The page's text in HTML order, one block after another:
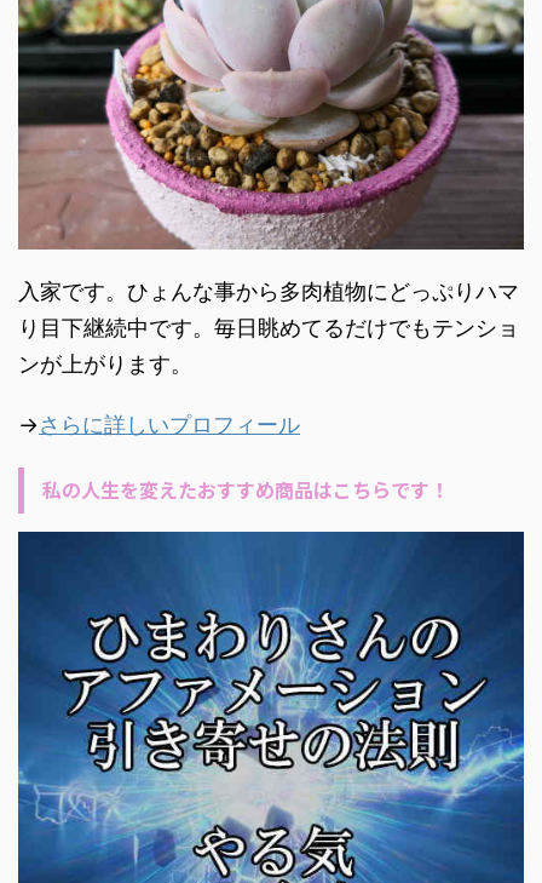
入家です。ひょんな事から多肉植物にどっぷりハマ
り目下継続中です。毎日眺めてるだけでもテンショ
ンが上がります。
→さらに詳しいプロフィール
私の人生を変えたおすすめ商品はこちらです！